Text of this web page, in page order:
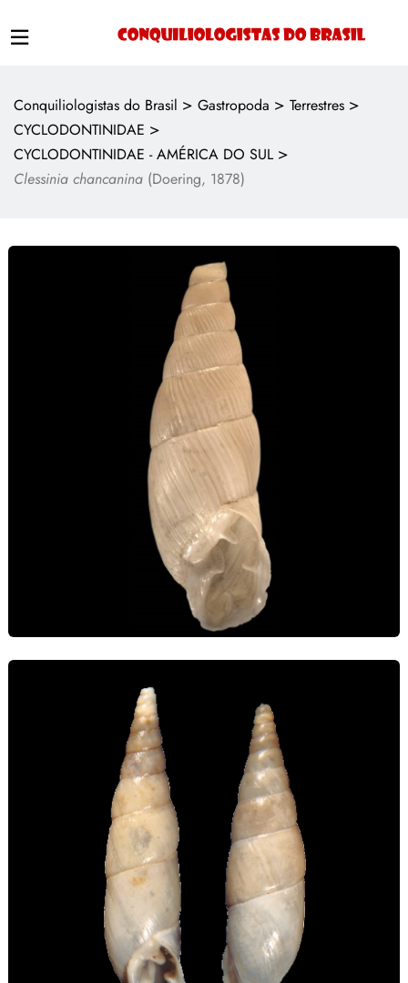
Conquiliologistas do Brasil > Gastropoda > Terrestres >
CYCLODONTINIDAE >
CYCLODONTINIDAE - AMÉRICA DO SUL >
Clessinia chancanina (Doering, 1878)